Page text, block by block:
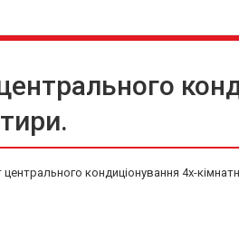
кондиціонування 4х-